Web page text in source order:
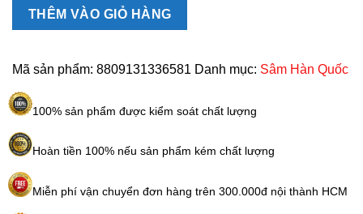
Quốc
hộp
lọ,
lọ
lượng
THÊM VÀO GIỎ HÀNG
Mã sản phẩm: 8809131336581 Danh mục: Sâm Hàn Quốc
100% sản phẩm được kiểm soát chất lượng
Hoàn tiền 100% nếu sản phẩm kém chất lượng
Miễn phí vận chuyển đơn hàng trên 300.000đ nội thành HCM